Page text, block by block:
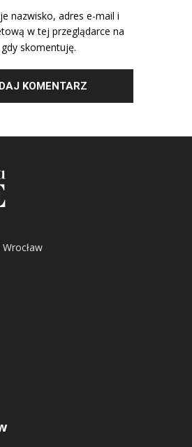
nazwisko, adres e-mail i
w tej przeglądarce na
skomentuję.